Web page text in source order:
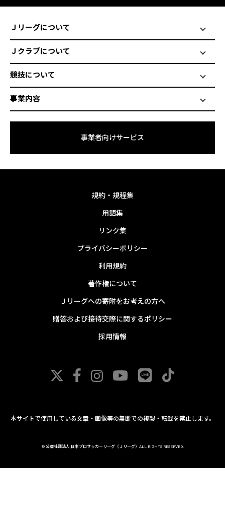
Ｊリーグについて
Ｊクラブについて
競技について
事業内容
事業者向けサービス
規約・規程集
用語集
リンク集
プライバシーポリシー
利用規約
著作権について
Ｊリーグへの寄附をお考えの方へ
贈答および接待交際に関するポリシー
採用情報
本サイトで使用している文章・画像等の無断での複製・転載を禁止します。
© 公益社団法人 日本プロサッカーリーグ（Ｊリーグ）ALL RIGHTS RESERVED.